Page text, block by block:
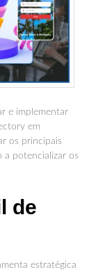
e implementar
em
os principais
a potencializar os
de
estratégica